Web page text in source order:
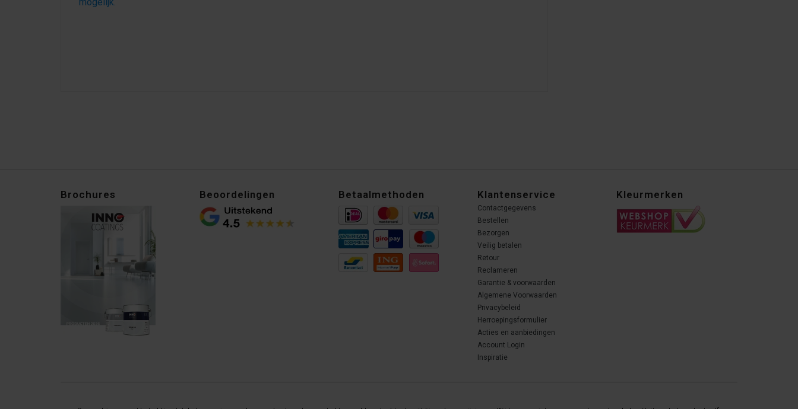
Brochures Beoordelingen Betaalmethoden Klantenservice
Contactgegevens
Bestellen
Bezorgen
Veilig betalen
Retour
Reclameren
Garantie & voorwaarden
Algemene Voorwaarden
Privacybeleid
Herroepingsformulier
Acties en aanbiedingen
Account Login
Inspiratie
Kleurmerken